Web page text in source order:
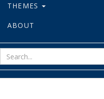
THEMES
ABOUT